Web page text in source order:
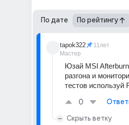
По дате По рейтингу
tapok322
Мастер
11лет
Юзай MSI
разгона и
тестов используй
0
Скрыть ветку